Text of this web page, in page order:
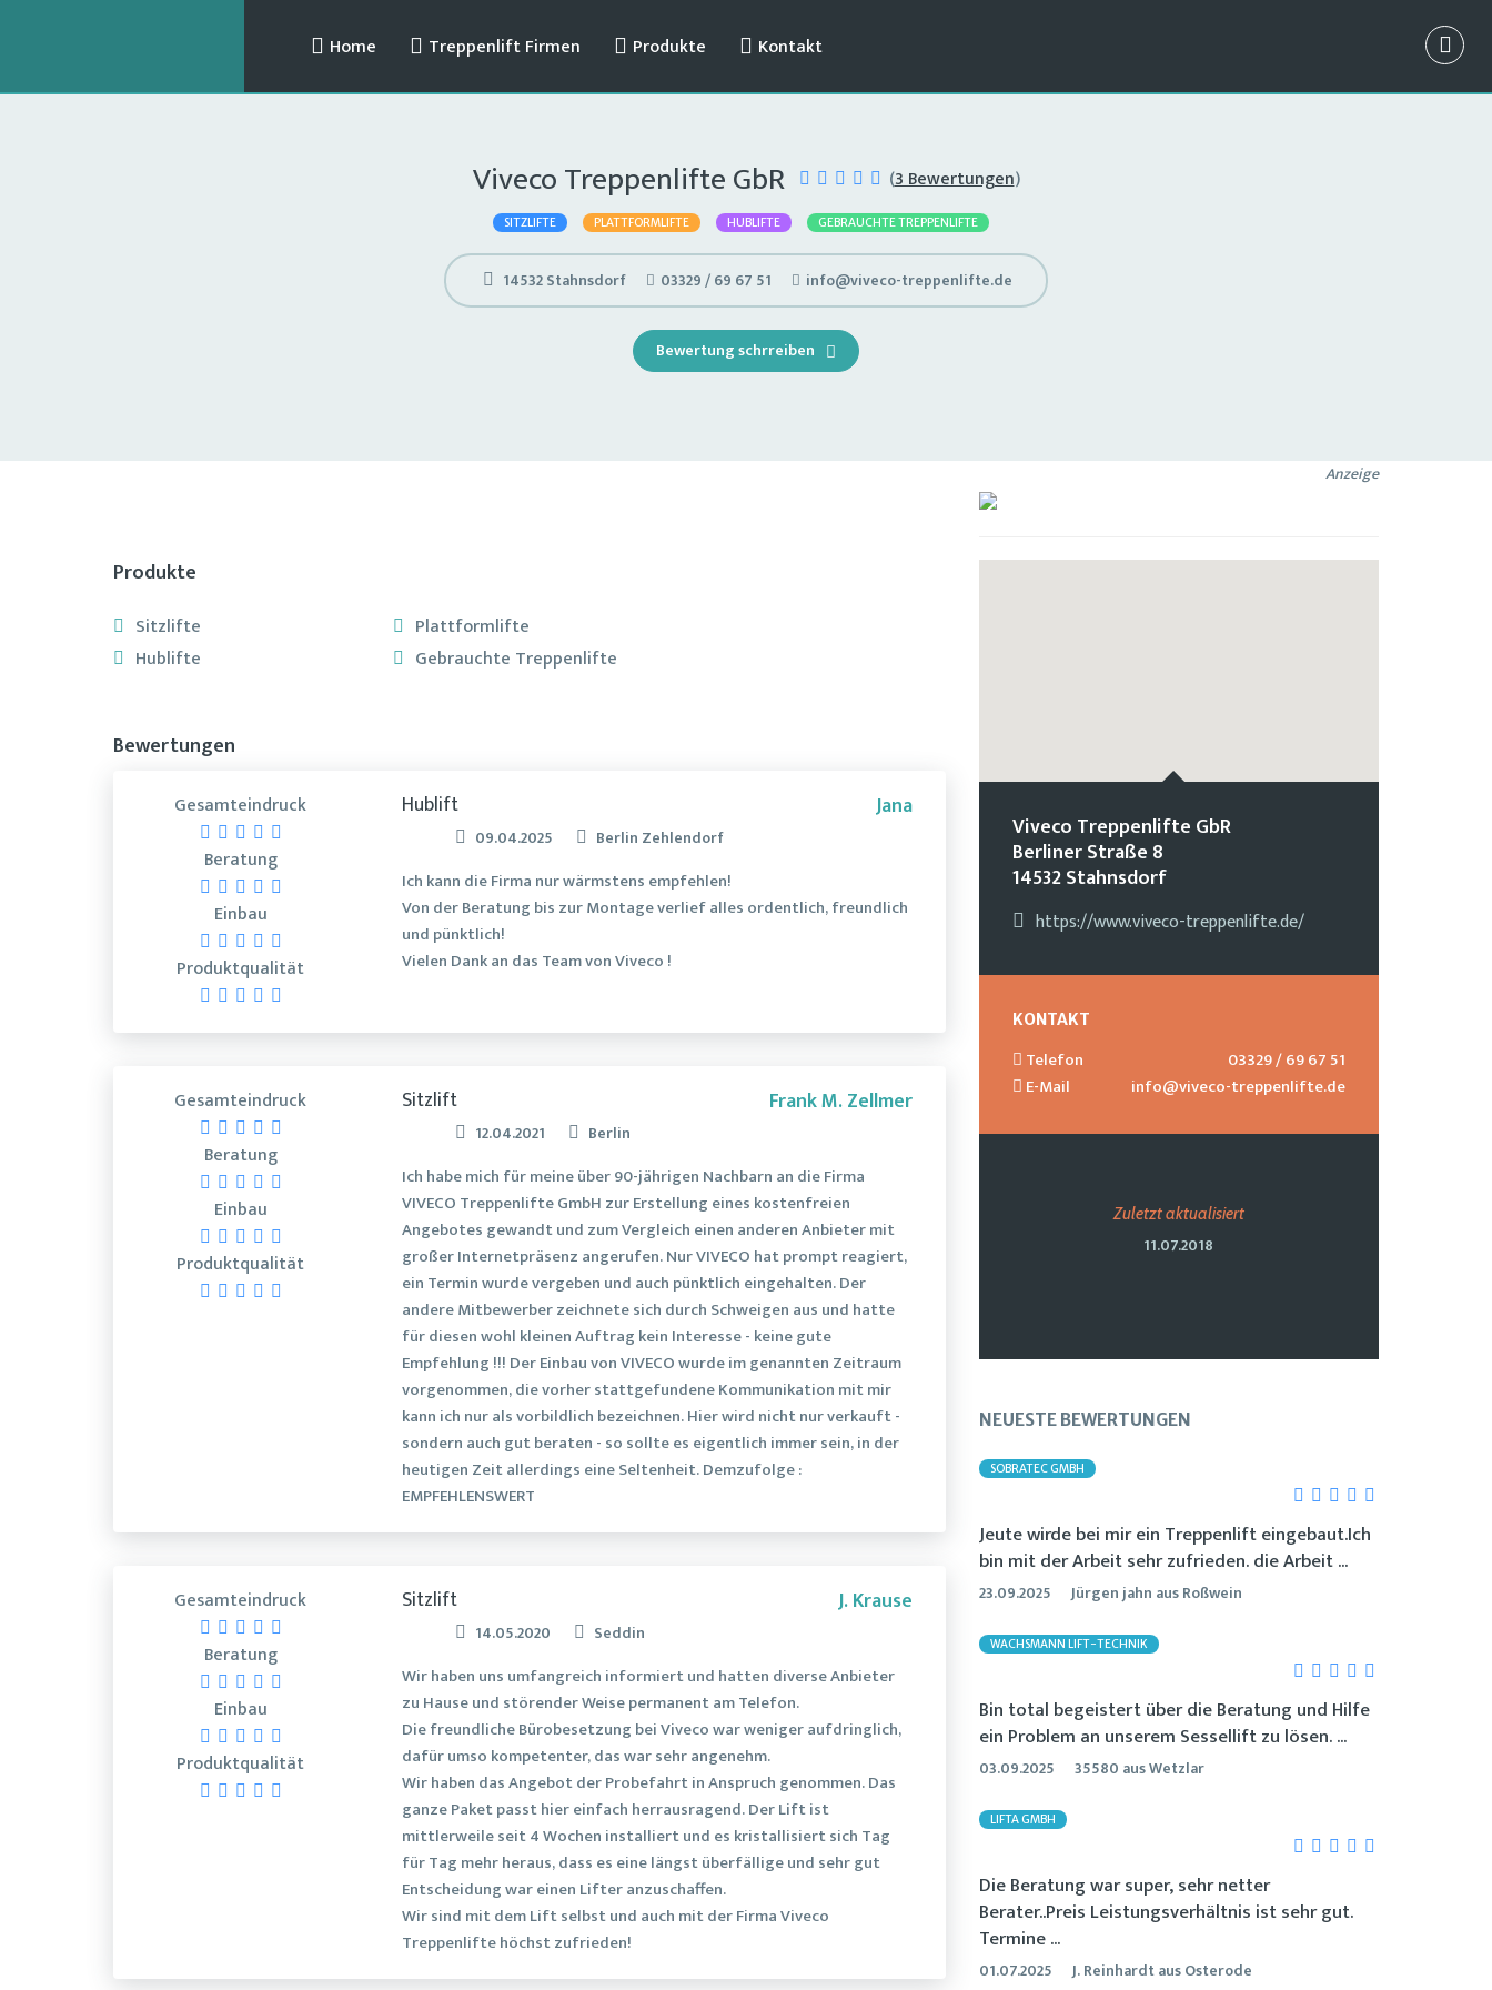
Home Treppenlift Firmen Produkte Kontakt
Viveco Treppenlifte GbR (3 Bewertungen)
SITZLIFTE PLATTFORMLIFTE HUBLIFTE GEBRAUCHTE TREPPENLIFTE
14532 Stahnsdorf 03329 / 69 67 51 info@viveco-treppenlifte.de
Bewertung schrreiben
Produkte
Sitzlifte
Plattformlifte
Hublifte
Gebrauchte Treppenlifte
Bewertungen
Gesamteindruck
Beratung
Einbau
Produktqualität
Hublift Jana
09.04.2025 Berlin Zehlendorf
Ich kann die Firma nur wärmstens empfehlen!
Von der Beratung bis zur Montage verlief alles ordentlich, freundlich
und pünktlich!
Vielen Dank an das Team von Viveco !
Gesamteindruck
Beratung
Einbau
Produktqualität
Sitzlift Frank M. Zellmer
12.04.2021 Berlin
Ich habe mich für meine über 90-jährigen Nachbarn an die Firma
VIVECO Treppenlifte GmbH zur Erstellung eines kostenfreien
Angebotes gewandt und zum Vergleich einen anderen Anbieter mit
großer Internetpräsenz angerufen. Nur VIVECO hat prompt reagiert,
ein Termin wurde vergeben und auch pünktlich eingehalten. Der
andere Mitbewerber zeichnete sich durch Schweigen aus und hatte
für diesen wohl kleinen Auftrag kein Interesse - keine gute
Empfehlung !!! Der Einbau von VIVECO wurde im genannten Zeitraum
vorgenommen, die vorher stattgefundene Kommunikation mit mir
kann ich nur als vorbildlich bezeichnen. Hier wird nicht nur verkauft -
sondern auch gut beraten - so sollte es eigentlich immer sein, in der
heutigen Zeit allerdings eine Seltenheit. Demzufolge :
EMPFEHLENSWERT
Gesamteindruck
Beratung
Einbau
Produktqualität
Sitzlift J. Krause
14.05.2020 Seddin
Wir haben uns umfangreich informiert und hatten diverse Anbieter
zu Hause und störender Weise permanent am Telefon.
Die freundliche Bürobesetzung bei Viveco war weniger aufdringlich,
dafür umso kompetenter, das war sehr angenehm.
Wir haben das Angebot der Probefahrt in Anspruch genommen. Das
ganze Paket passt hier einfach herrausragend. Der Lift ist
mittlerweile seit 4 Wochen installiert und es kristallisiert sich Tag
für Tag mehr heraus, dass es eine längst überfällige und sehr gut
Entscheidung war einen Lifter anzuschaffen.
Wir sind mit dem Lift selbst und auch mit der Firma Viveco
Treppenlifte höchst zufrieden!
Anzeige
Viveco Treppenlifte GbR
Berliner Straße 8
14532 Stahnsdorf
https://www.viveco-treppenlifte.de/
KONTAKT
Telefon
03329 / 69 67 51
E-Mail
info@viveco-treppenlifte.de
Zuletzt aktualisiert
11.07.2018
NEUESTE BEWERTUNGEN
SOBRATEC GMBH
Jeute wirde bei mir ein Treppenlift eingebaut.Ich
bin mit der Arbeit sehr zufrieden. die Arbeit ...
23.09.2025 Jürgen jahn aus Roßwein
WACHSMANN LIFT-TECHNIK
Bin total begeistert über die Beratung und Hilfe
ein Problem an unserem Sessellift zu lösen. ...
03.09.2025 35580 aus Wetzlar
LIFTA GMBH
Die Beratung war super, sehr netter
Berater..Preis Leistungsverhältnis ist sehr gut.
Termine ...
01.07.2025 J. Reinhardt aus Osterode